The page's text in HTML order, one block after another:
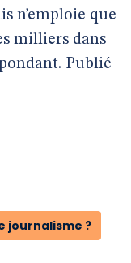
n’emploie que
milliers dans
Publié
journalisme ?